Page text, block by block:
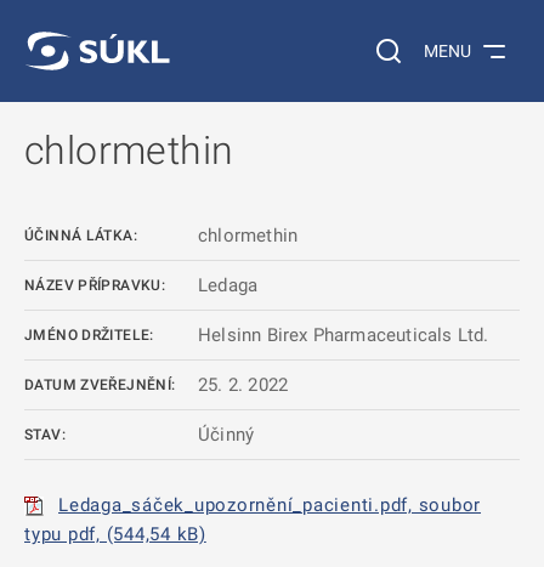
Vyhledávání na
MENU
chlormethin
ÚČINNÁ LÁTKA: chlormethin
NÁZEV PŘÍPRAVKU: Ledaga
JMÉNO DRŽITELE: Helsinn Birex Pharmaceuticals Ltd.
DATUM ZVEŘEJNĚNÍ: 25. 2. 2022
STAV: Účinný
Ledaga_sáček_upozornění_pacienti.pdf, soubor
typu pdf, (544,54 kB)